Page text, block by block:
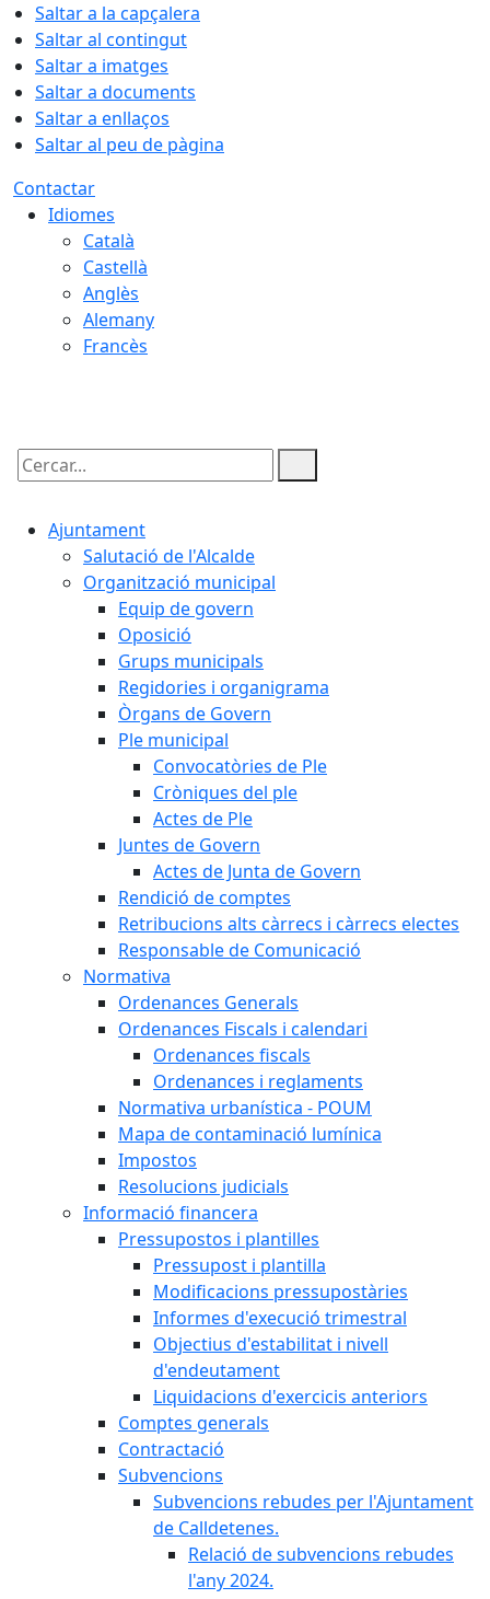
Saltar a la capçalera
Saltar al contingut
Saltar a imatges
Saltar a documents
Saltar a enllaços
Saltar al peu de pàgina
Contactar
Idiomes
Català
Castellà
Anglès
Alemany
Francès
Cercar:
Ajuntament
Salutació de l'Alcalde
Organització municipal
Equip de govern
Oposició
Grups municipals
Regidories i organigrama
Òrgans de Govern
Ple municipal
Convocatòries de Ple
Cròniques del ple
Actes de Ple
Juntes de Govern
Actes de Junta de Govern
Rendició de comptes
Retribucions alts càrrecs i càrrecs electes
Responsable de Comunicació
Normativa
Ordenances Generals
Ordenances Fiscals i calendari
Ordenances fiscals
Ordenances i reglaments
Normativa urbanística - POUM
Mapa de contaminació lumínica
Impostos
Resolucions judicials
Informació financera
Pressupostos i plantilles
Pressupost i plantilla
Modificacions pressupostàries
Informes d'execució trimestral
Objectius d'estabilitat i nivell
d'endeutament
Liquidacions d'exercicis anteriors
Comptes generals
Contractació
Subvencions
Subvencions rebudes per l'Ajuntament
de Calldetenes.
Relació de subvencions rebudes
l'any 2024.